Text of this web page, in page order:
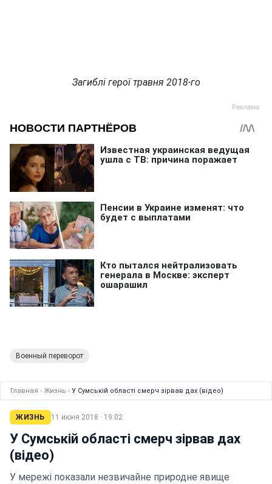
Загиблі герої травня 2018-го
Военный переворот
Главная › Жизнь › У Сумській області смерч зірвав дах (відео)
ЖИЗНЬ 11 июня 2018 · 19:02
У Сумській області смерч зірвав дах
(відео)
У мережі показали незвичайне природне явище